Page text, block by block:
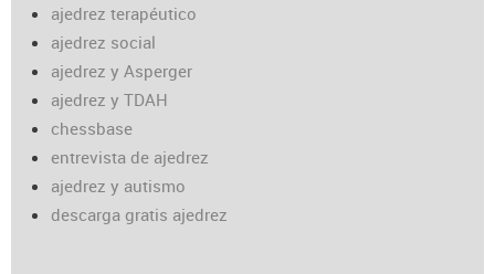
ajedrez terapéutico
ajedrez social
ajedrez y Asperger
ajedrez y TDAH
chessbase
entrevista de ajedrez
ajedrez y autismo
descarga gratis ajedrez